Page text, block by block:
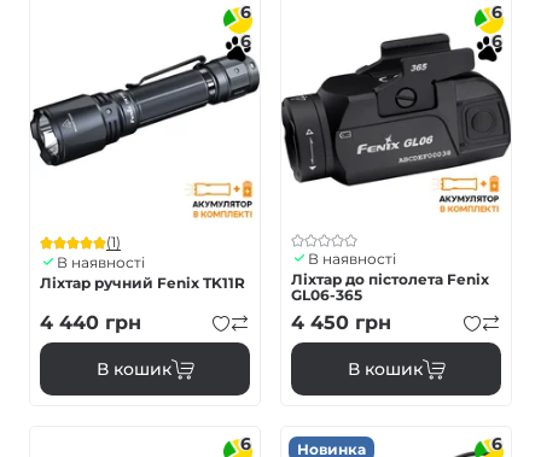
6
6
(1)
В наявності
Ліхтар ручний Fenix TK11R
4 440 грн
В кошик
6
6
В наявності
Ліхтар до пістолета Fenix
GL06-365
4 450 грн
В кошик
6 Новинка 6